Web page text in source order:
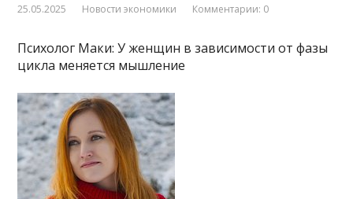
25.05.2025 Новости экономики Комментарии: 0
Психолог Маки: У женщин в зависимости от фазы
цикла меняется мышление